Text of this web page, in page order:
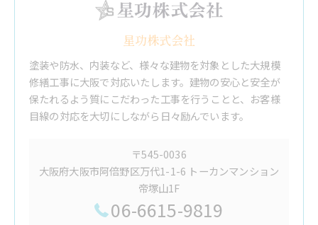
星功株式会社
塗装や防水、内装など、様々な建物を対象とした大規模
修繕工事に大阪で対応いたします。建物の安心と安全が
保たれるよう質にこだわった工事を行うことと、お客様
目線の対応を大切にしながら日々励んでいます。
〒545-0036
大阪府大阪市阿倍野区万代1-1-6 トーカンマンション
帝塚山1F
06-6615-9819